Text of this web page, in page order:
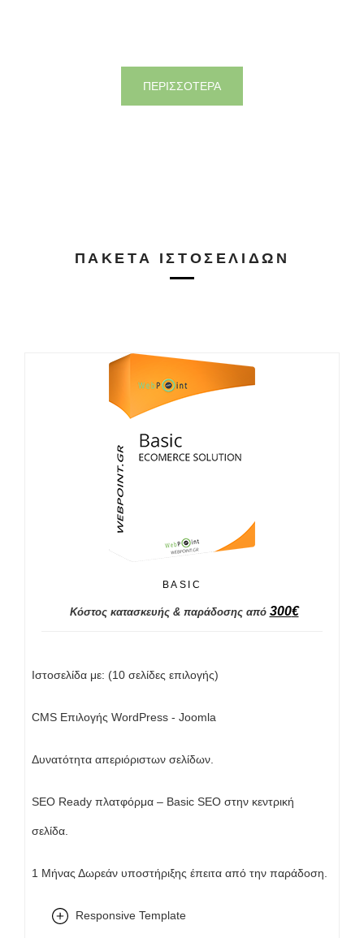
ΠΕΡΙΣΣΟΤΕΡΑ
ΠΑΚΈΤΑ ΙΣΤΟΣΕΛΊΔΩΝ
BASIC
Κόστος κατασκευής & παράδοσης από 300€
Ιστοσελίδα με: (10 σελίδες επιλογής)
CMS Επιλογής WordPress - Joomla
Δυνατότητα απεριόριστων σελίδων.
SEO Ready πλατφόρμα – Basic SEO στην κεντρική
σελίδα.
1 Μήνας Δωρεάν υποστήριξης έπειτα από την παράδοση.
Responsive Template